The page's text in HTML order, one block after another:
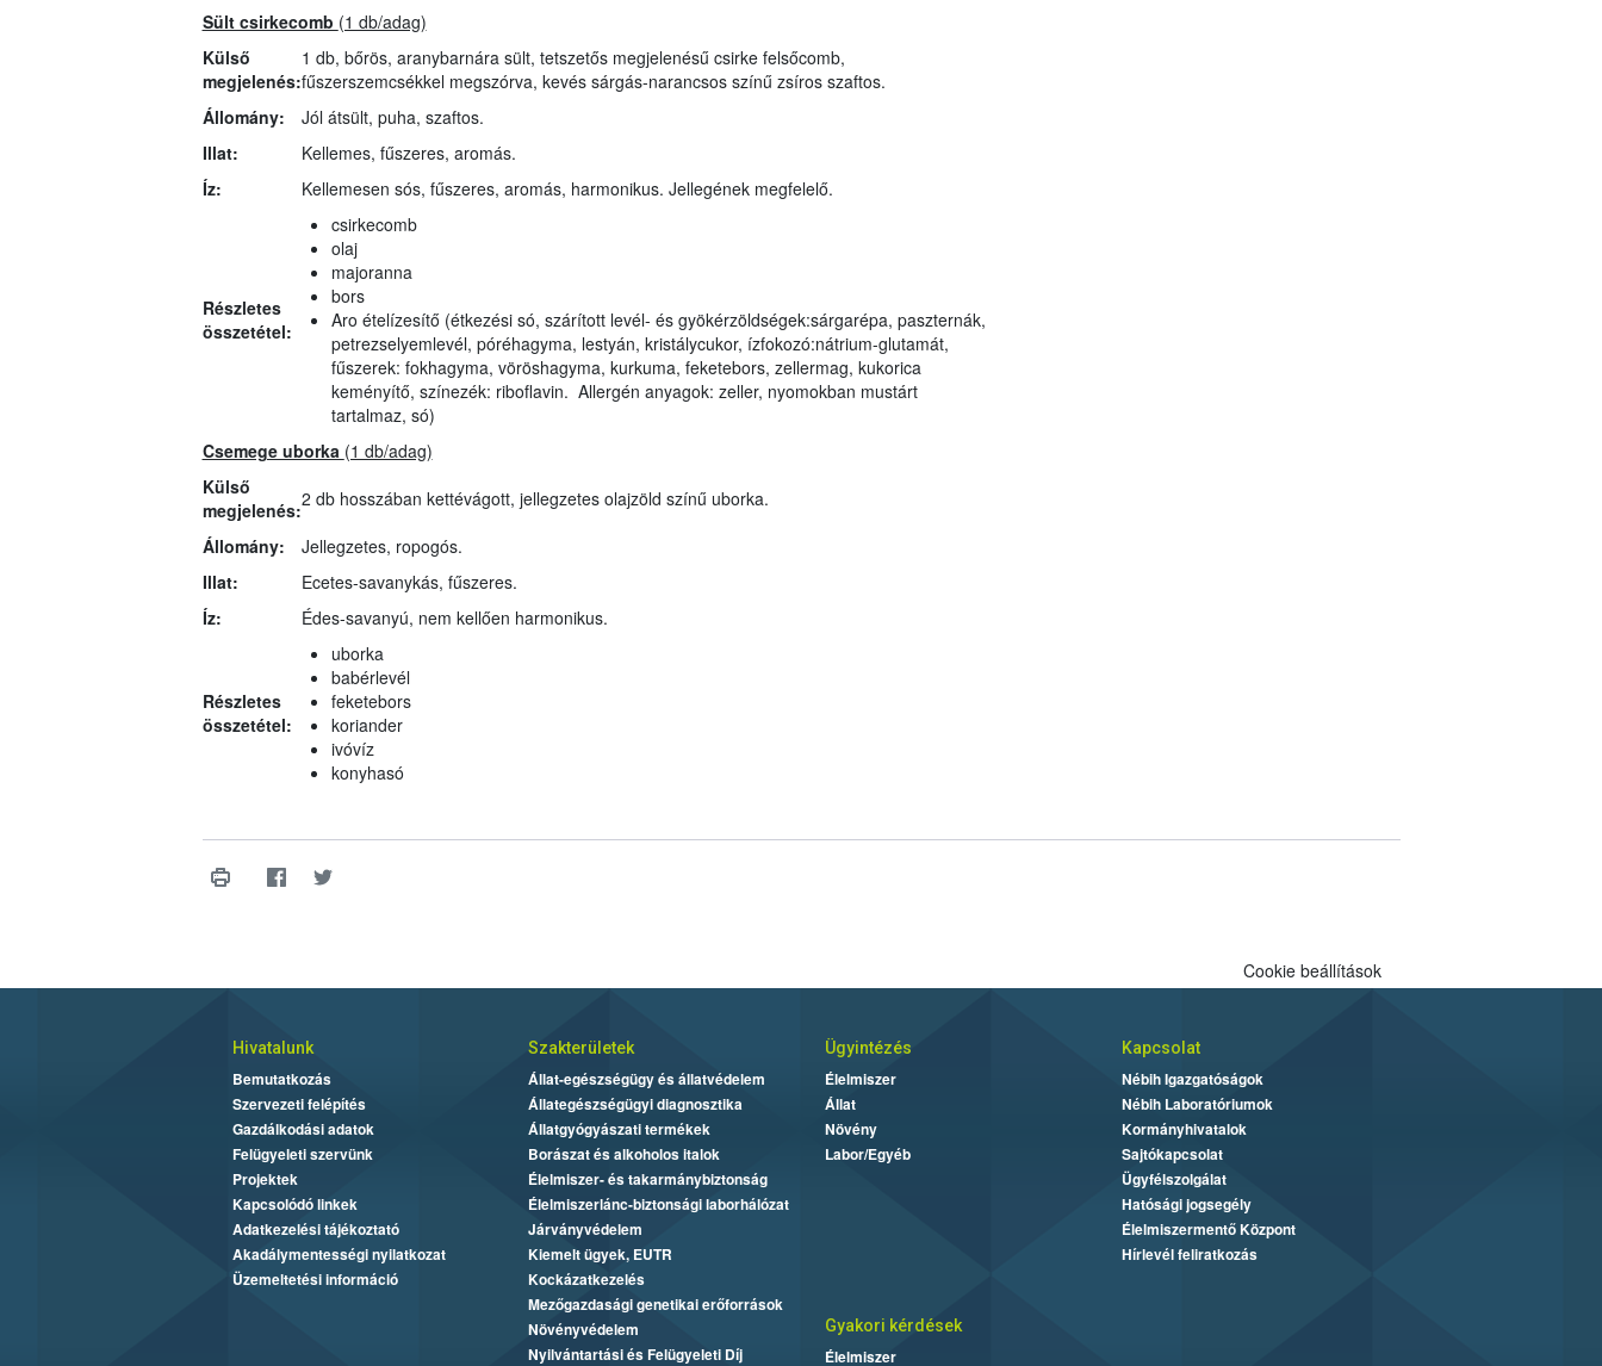
Sült csirkecomb (1 db/adag)
Külső
megjelenés:
1 db, bőrös, aranybarnára sült, tetszetős megjelenésű csirke felsőcomb,
fűszerszemcsékkel megszórva, kevés sárgás-narancsos színű zsíros szaftos.
Állomány:
Jól átsült, puha, szaftos.
Illat:
Kellemes, fűszeres, aromás.
Íz:
Kellemesen sós, fűszeres, aromás, harmonikus. Jellegének megfelelő.
Részletes
összetétel:
csirkecomb
olaj
majoranna
bors
Aro ételízesítő (étkezési só, szárított levél- és gyökérzöldségek:sárgarépa, paszternák,
petrezselyemlevél, póréhagyma, lestyán, kristálycukor, ízfokozó:nátrium-glutamát,
fűszerek: fokhagyma, vöröshagyma, kurkuma, feketebors, zellermag, kukorica
keményítő, színezék: riboflavin. Allergén anyagok: zeller, nyomokban mustárt
tartalmaz, só)
Csemege uborka (1 db/adag)
Külső
megjelenés:2 db hosszában kettévágott, jellegzetes olajzöld színű uborka.
Állomány:
Jellegzetes, ropogós.
Illat:
Ecetes-savanykás, fűszeres.
Íz:
Édes-savanyú, nem kellően harmonikus.
Részletes
összetétel:
uborka
babérlevél
feketebors
koriander
ivóvíz
konyhasó
Cookie beállítások
Hivatalunk
Bemutatkozás
Szervezeti felépítés
Gazdálkodási adatok
Felügyeleti szervünk
Projektek
Kapcsolódó linkek
Adatkezelési tájékoztató
Akadálymentességi nyilatkozat
Üzemeltetési információ
Szakterületek
Állat-egészségügy és állatvédelem
Állategészségügyi diagnosztika
Állatgyógyászati termékek
Borászat és alkoholos italok
Élelmiszer- és takarmánybiztonság
Élelmiszerlánc-biztonsági laborhálózat
Járványvédelem
Kiemelt ügyek, EUTR
Kockázatkezelés
Mezőgazdasági genetikai erőforrások
Növényvédelem
Nyilvántartási és Felügyeleti Díj
Ügyintézés
Élelmiszer
Állat
Növény
Labor/Egyéb
Kapcsolat
Nébih Igazgatóságok
Nébih Laboratóriumok
Kormányhivatalok
Sajtókapcsolat
Ügyfélszolgálat
Hatósági jogsegély
Élelmiszermentő Központ
Hírlevél feliratkozás
Gyakori kérdések
Élelmiszer